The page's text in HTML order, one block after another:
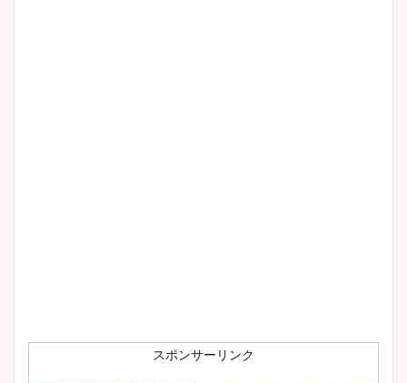
肉も凄い！
スポンサーリンク